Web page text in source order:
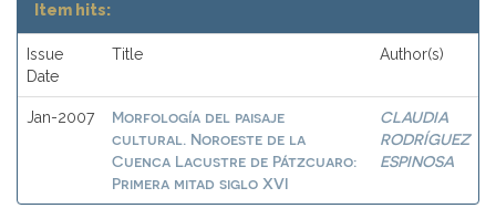
Item hits:
Issue
Date
Title Author(s)
Jan-2007
Morfología del paisaje
cultural. Noroeste de la
Cuenca Lacustre de Pátzcuaro:
Primera mitad siglo XVI
CLAUDIA
RODRÍGUEZ
ESPINOSA